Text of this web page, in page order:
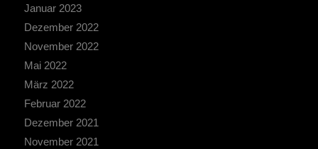
Januar 2023
Dezember 2022
November 2022
Mai 2022
März 2022
Februar 2022
Dezember 2021
November 2021